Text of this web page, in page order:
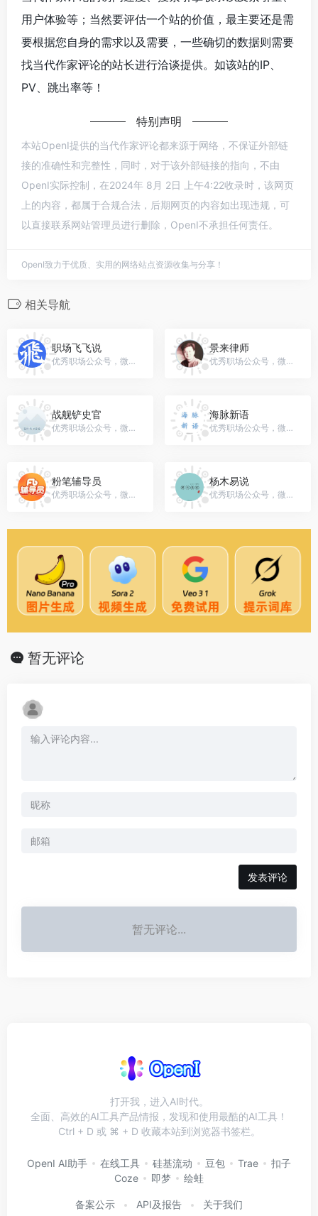
用户体验等；当然要评估一个站的价值，最主要还是需
要根据您自身的需求以及需要，一些确切的数据则需要
找当代作家评论的站长进行洽谈提供。如该站的IP、
PV、跳出率等！
特别声明
本站OpenI提供的当代作家评论都来源于网络，不保证外部链
接的准确性和完整性，同时，对于该外部链接的指向，不由
OpenI实际控制，在2024年 8月 2日 上午4:22收录时，该网页
上的内容，都属于合规合法，后期网页的内容如出现违规，可
以直接联系网站管理员进行删除，OpenI不承担任何责任。
OpenI致力于优质、实用的网络站点资源收集与分享！
相关导航
职场飞飞说
优秀职场公众号，微信号：gh_bf0083e7210c
景来律师
优秀职场公众号，微信号：jinglailvshi
战舰铲史官
优秀职场公众号，微信号：gh_a516436c43ce
海脉新语
优秀职场公众号，微信号：c13910917746
粉笔辅导员
优秀职场公众号，微信号：gh_8eacb1c4cee9
杨木易说
优秀职场公众号，微信号：rememberyolo2020
暂无评论
发表评论
暂无评论...
打开我，进入AI时代。
全面、高效的AI工具产品情报，发现和使用最酷的AI工具！
Ctrl + D 或 ⌘ + D 收藏本站到浏览器书签栏。
OpenI AI助手 在线工具 硅基流动 豆包 Trae
扣子
Coze
即梦 绘蛙
备案公示 API及报告 关于我们